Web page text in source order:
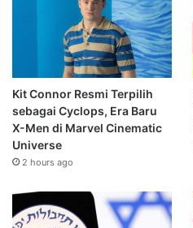
Kit Connor Resmi Terpilih
sebagai Cyclops, Era Baru
X-Men di Marvel Cinematic
Universe
2 hours ago